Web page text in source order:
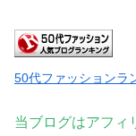
50代ファッションラ
当ブログはアフィ